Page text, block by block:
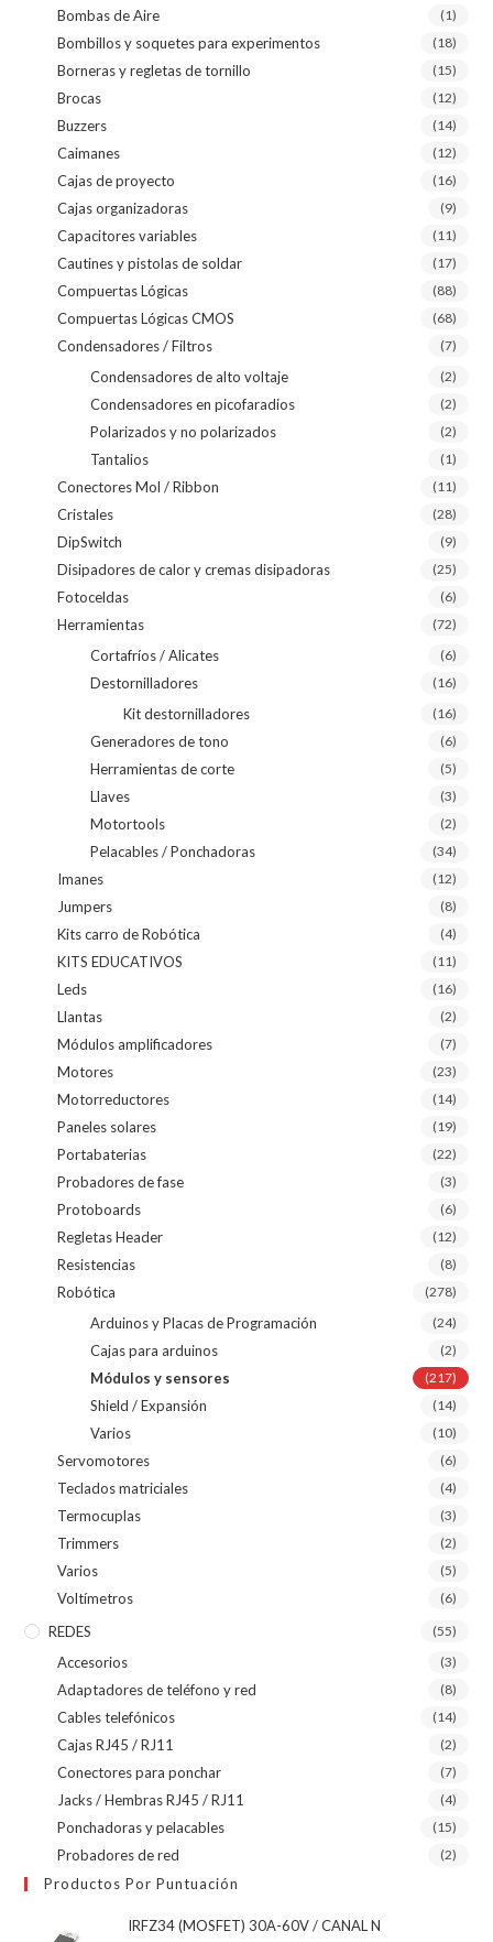
Bombas de Aire (1)
Bombillos y soquetes para experimentos (18)
Borneras y regletas de tornillo (15)
Brocas (12)
Buzzers (14)
Caimanes (12)
Cajas de proyecto (16)
Cajas organizadoras (9)
Capacitores variables (11)
Cautines y pistolas de soldar (17)
Compuertas Lógicas (88)
Compuertas Lógicas CMOS (68)
Condensadores / Filtros (7)
Condensadores de alto voltaje (2)
Condensadores en picofaradios (2)
Polarizados y no polarizados (2)
Tantalios (1)
Conectores Mol / Ribbon (11)
Cristales (28)
DipSwitch (9)
Disipadores de calor y cremas disipadoras (25)
Fotoceldas (6)
Herramientas (72)
Cortafríos / Alicates (6)
Destornilladores (16)
Kit destornilladores (16)
Generadores de tono (6)
Herramientas de corte (5)
Llaves (3)
Motortools (2)
Pelacables / Ponchadoras (34)
Imanes (12)
Jumpers (8)
Kits carro de Robótica (4)
KITS EDUCATIVOS (11)
Leds (16)
Llantas (2)
Módulos amplificadores (7)
Motores (23)
Motorreductores (14)
Paneles solares (19)
Portabaterias (22)
Probadores de fase (3)
Protoboards (6)
Regletas Header (12)
Resistencias (8)
Robótica (278)
Arduinos y Placas de Programación (24)
Cajas para arduinos (2)
Módulos y sensores (217)
Shield / Expansión (14)
Varios (10)
Servomotores (6)
Teclados matriciales (4)
Termocuplas (3)
Trimmers (2)
Varios (5)
Voltímetros (6)
REDES (55)
Accesorios (3)
Adaptadores de teléfono y red (8)
Cables telefónicos (14)
Cajas RJ45 / RJ11 (2)
Conectores para ponchar (7)
Jacks / Hembras RJ45 / RJ11 (4)
Ponchadoras y pelacables (15)
Probadores de red (2)
Productos Por Puntuación
IRFZ34 (MOSFET) 30A-60V / CANAL N